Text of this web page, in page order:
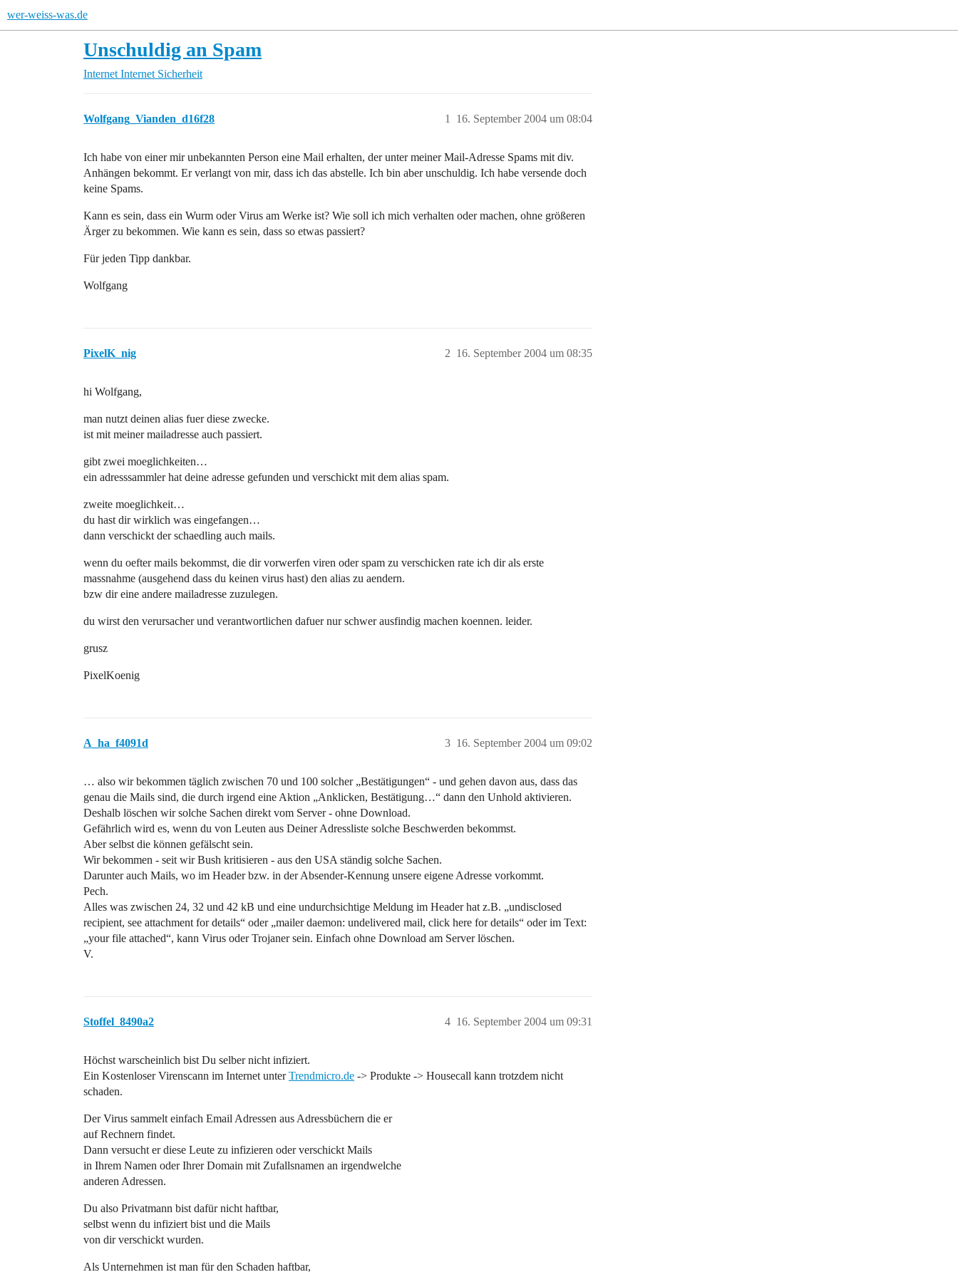
wer-weiss-was.de
Unschuldig an Spam
Internet Internet Sicherheit
Wolfgang_Vianden_d16f28 16. September 2004 um 08:04
1
Ich habe von einer mir unbekannten Person eine Mail erhalten, der unter meiner Mail-Adresse Spams mit div.
Anhängen bekommt. Er verlangt von mir, dass ich das abstelle. Ich bin aber unschuldig. Ich habe versende doch
keine Spams.
Kann es sein, dass ein Wurm oder Virus am Werke ist? Wie soll ich mich verhalten oder machen, ohne größeren
Ärger zu bekommen. Wie kann es sein, dass so etwas passiert?
Für jeden Tipp dankbar.
Wolfgang
PixelK_nig 16. September 2004 um 08:35
2
hi Wolfgang,
man nutzt deinen alias fuer diese zwecke.
ist mit meiner mailadresse auch passiert.
gibt zwei moeglichkeiten…
ein adresssammler hat deine adresse gefunden und verschickt mit dem alias spam.
zweite moeglichkeit…
du hast dir wirklich was eingefangen…
dann verschickt der schaedling auch mails.
wenn du oefter mails bekommst, die dir vorwerfen viren oder spam zu verschicken rate ich dir als erste
massnahme (ausgehend dass du keinen virus hast) den alias zu aendern.
bzw dir eine andere mailadresse zuzulegen.
du wirst den verursacher und verantwortlichen dafuer nur schwer ausfindig machen koennen. leider.
grusz
PixelKoenig
A_ha_f4091d 16. September 2004 um 09:02
3
… also wir bekommen täglich zwischen 70 und 100 solcher „Bestätigungen“ - und gehen davon aus, dass das
genau die Mails sind, die durch irgend eine Aktion „Anklicken, Bestätigung…“ dann den Unhold aktivieren.
Deshalb löschen wir solche Sachen direkt vom Server - ohne Download.
Gefährlich wird es, wenn du von Leuten aus Deiner Adressliste solche Beschwerden bekommst.
Aber selbst die können gefälscht sein.
Wir bekommen - seit wir Bush kritisieren - aus den USA ständig solche Sachen.
Darunter auch Mails, wo im Header bzw. in der Absender-Kennung unsere eigene Adresse vorkommt.
Pech.
Alles was zwischen 24, 32 und 42 kB und eine undurchsichtige Meldung im Header hat z.B. „undisclosed
recipient, see attachment for details“ oder „mailer daemon: undelivered mail, click here for details“ oder im Text:
„your file attached“, kann Virus oder Trojaner sein. Einfach ohne Download am Server löschen.
V.
Stoffel_8490a2 16. September 2004 um 09:31
4
Höchst warscheinlich bist Du selber nicht infiziert.
Ein Kostenloser Virenscann im Internet unterTrendmicro.de -> Produkte -> Housecall kann trotzdem nicht
schaden.
Der Virus sammelt einfach Email Adressen aus Adressbüchern die er
auf Rechnern findet.
Dann versucht er diese Leute zu infizieren oder verschickt Mails
in Ihrem Namen oder Ihrer Domain mit Zufallsnamen an irgendwelche
anderen Adressen.
Du also Privatmann bist dafür nicht haftbar,
selbst wenn du infiziert bist und die Mails
von dir verschickt wurden.
Als Unternehmen ist man für den Schaden haftbar,